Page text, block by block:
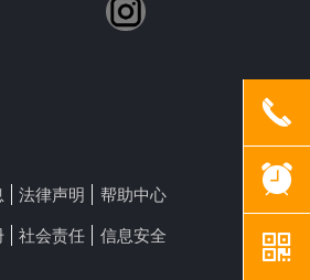
法律声明 帮助中心
社会责任 信息安全
끅
뀥
낃